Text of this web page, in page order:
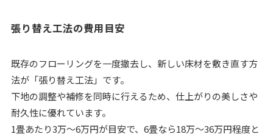
張り替え工法の費用目安
既存のフローリングを一度撤去し、新しい床材を敷き直す方
法が「張り替え工法」です。
下地の調整や補修を同時に行えるため、仕上がりの美しさや
耐久性に優れています。
1畳あたり3万〜6万円が目安で、6畳なら18万〜36万円程度と